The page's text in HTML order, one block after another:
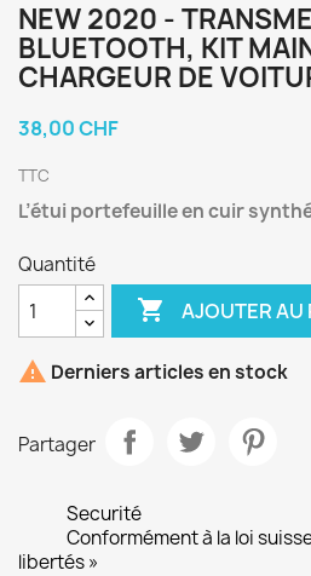
NEW 2020 -
BLUETOOTH, KIT
CHARGEUR DE
38,00 CHF
TTC
L’étui portefeuille en cuir
Quantité
 AJOUTER AU
 Derniers articles en stock
Partager
Securité
Conformément à la loi
libertés »